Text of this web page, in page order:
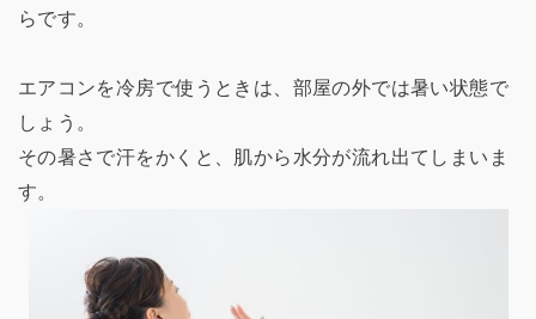
らです。
エアコンを冷房で使うときは、部屋の外では暑い状態で
しょう。
その暑さで汗をかくと、肌から水分が流れ出てしまいま
す。